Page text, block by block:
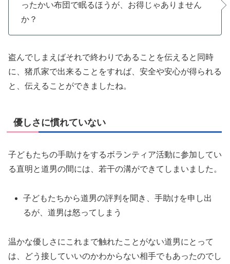
ったかい布団で眠るほうが、お得じゃありません
か？
盗んでしまえばそれで終わりであることを伝えると同時
に、猪爪家で出来ることをすれば、安全や安心が得られる
と、伝えることができましたね。
優しさに慣れていない
子どもたちの手助けをするボランティア活動に参加してい
る直明と道男の間には、若干の溝ができてしまいました。
子どもたちから道男の評判を聞き、手助けを申し出
るが、道男は怒ってしまう
温かな優しさにこれまで触れたことがない道男にとって
は、どう接していいのかわからない相手でもあったのでし